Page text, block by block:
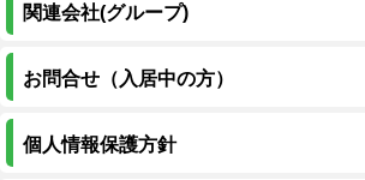
関連会社(グループ)
お問合せ（入居中の方）
個人情報保護方針